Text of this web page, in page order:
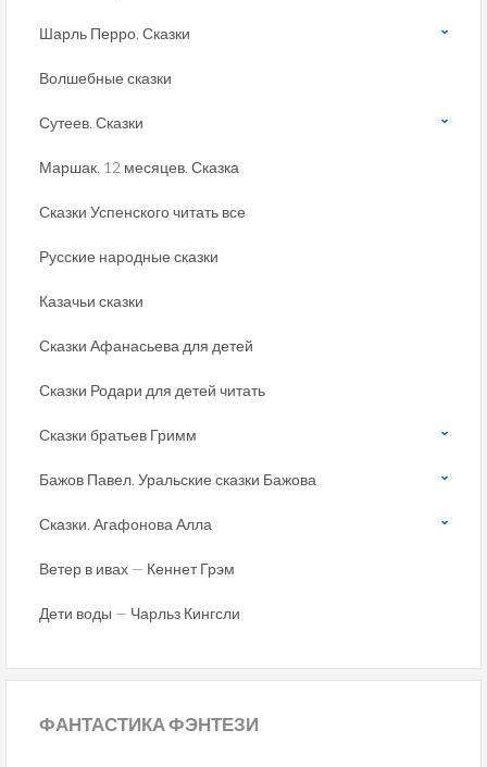
Шарль Перро. Сказки
Волшебные сказки
Сутеев. Сказки
Маршак. 12 месяцев. Сказка
Сказки Успенского читать все
Русские народные сказки
Казачьи сказки
Сказки Афанасьева для детей
Сказки Родари для детей читать
Сказки братьев Гримм
Бажов Павел. Уральские сказки Бажова
Сказки. Агафонова Алла
Ветер в ивах — Кеннет Грэм
Дети воды — Чарльз Кингсли
ФАНТАСТИКАФЭНТЕЗИ